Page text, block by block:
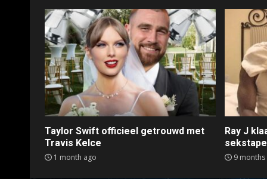
Taylor Swift officieel getrouwd met
Travis Kelce
1 month ago
Ray J
sekstape
9 months